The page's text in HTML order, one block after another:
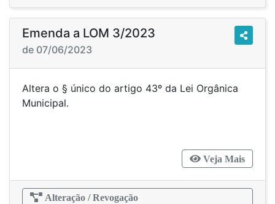
Emenda a LOM 3/2023
de 07/06/2023
Altera o § único do artigo 43º da Lei Orgânica
Municipal.
Veja Mais
Alteração / Revogação